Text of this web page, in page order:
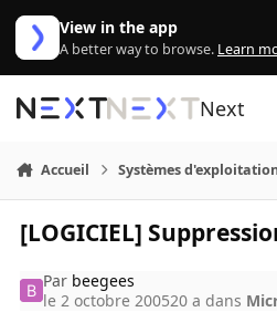
Aller au contenu
View in the app
A better way to browse. Learn
Next
Accueil Systèmes
[LOGICIEL]
Par beegees
le 2 octobre 200520 a dans